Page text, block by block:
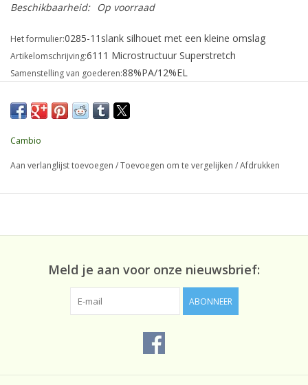
Beschikbaarheid:
Op voorraad
Het formulier:0285-11 slank silhouet met een kleine omslag
Artikelomschrijving:6111 Microstructuur Superstretch
Samenstelling van goederen:88%PA/12%EL
Cambio
Aan verlanglijst toevoegen /Toevoegen om te vergelijken /Afdrukken
Meld je aan voor onze nieuwsbrief:
ABONNEER